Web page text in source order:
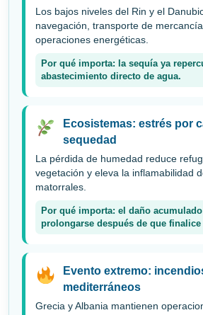
Los bajos niveles del Rin y el
navegación, transporte de
operaciones energéticas.
Por qué importa: la sequía ya
abastecimiento directo de agua.
Ecosistemas: estrés por
sequedad
La pérdida de humedad reduce
vegetación y eleva la inflamabilidad
matorrales.
Por qué importa: el daño
prolongarse después de que
Evento extremo:
mediterráneos
Grecia y Albania mantienen